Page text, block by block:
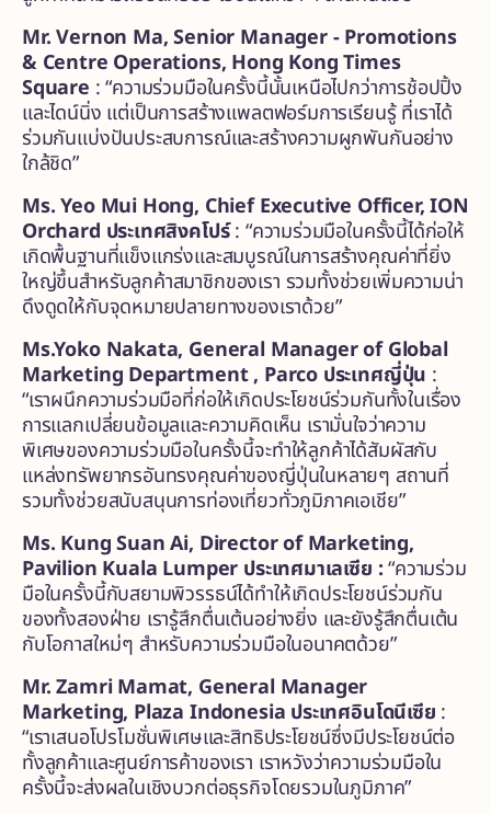
Mr. Vernon Ma, Senior Manager - Promotions
& Centre Operations, Hong Kong Times
Square : “ความร่วมมือในครั้งนี้นั้นเหนือไปกว่าการช้อปปิ้ง
และไดน์นิ่ง แต่เป็นการสร้างแพลตฟอร์มการเรียนรู้ ที่เราได้
ร่วมกันแบ่งปันประสบการณ์และสร้างความผูกพันกันอย่าง
ใกล้ชิด”
Ms. Yeo Mui Hong, Chief Executive Officer, ION
Orchard ประเทศสิงคโปร์: “ความร่วมมือในครั้งนี้ได้ก่อให้
เกิดพื้นฐานที่แข็งแกร่งและสมบูรณ์ในการสร้างคุณค่าที่ยิ่ง
ใหญ่ขึ้นสำหรับลูกค้าสมาชิกของเรา รวมทั้งช่วยเพิ่มความน่า
ดึงดูดให้กับจุดหมายปลายทางของเราด้วย”
Ms.Yoko Nakata, General Manager of Global
Marketing Department , Parco ประเทศญี่ปุ่น :
“เราผนึกความร่วมมือที่ก่อให้เกิดประโยชน์ร่วมกันทั้งในเรื่อง
การแลกเปลี่ยนข้อมูลและความคิดเห็น เรามั่นใจว่าความ
พิเศษของความร่วมมือในครั้งนี้จะทำให้ลูกค้าได้สัมผัสกับ
แหล่งทรัพยากรอันทรงคุณค่าของญี่ปุ่นในหลายๆ สถานที่
รวมทั้งช่วยสนับสนุนการท่องเที่ยวทั่วภูมิภาคเอเชีย”
Ms. Kung Suan Ai, Director of Marketing,
Pavilion Kuala Lumper ประเทศมาเลเซีย :“ความร่วม
มือในครั้งนี้กับสยามพิวรรธน์ได้ทำให้เกิดประโยชน์ร่วมกัน
ของทั้งสองฝ่าย เรารู้สึกตื่นเต้นอย่างยิ่ง และยังรู้สึกตื่นเต้น
กับโอกาสใหม่ๆ สำหรับความร่วมมือในอนาคตด้วย”
Mr. Zamri Mamat, General Manager
Marketing, Plaza Indonesia ประเทศอินโดนีเซีย :
“เราเสนอโปรโมชั่นพิเศษและสิทธิประโยชน์ซึ่งมีประโยชน์ต่อ
ทั้งลูกค้าและศูนย์การค้าของเรา เราหวังว่าความร่วมมือใน
ครั้งนี้จะส่งผลในเชิงบวกต่อธุรกิจโดยรวมในภูมิภาค”